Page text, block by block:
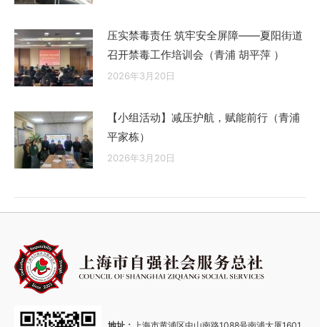
压实禁毒责任 筑牢安全屏障——夏阳街道
召开禁毒工作培训会（青浦 胡平萍 ）
2026年3月20日
【小组活动】减压护航，赋能前行（青浦
平家栋）
2026年3月20日